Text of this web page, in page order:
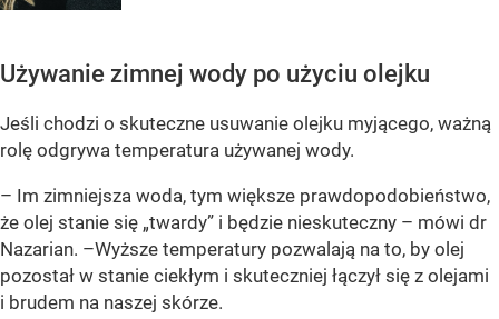
Używanie zimnej wody po użyciu olejku
Jeśli chodzi o skuteczne usuwanie olejku myjącego, ważną
rolę odgrywa temperatura używanej wody.
– Im zimniejsza woda, tym większe prawdopodobieństwo,
że olej stanie się „twardy” i będzie nieskuteczny – mówi dr
Nazarian. –Wyższe temperatury pozwalają na to, by olej
pozostał w stanie ciekłym i skuteczniej łączył się z olejami
i brudem na naszej skórze.